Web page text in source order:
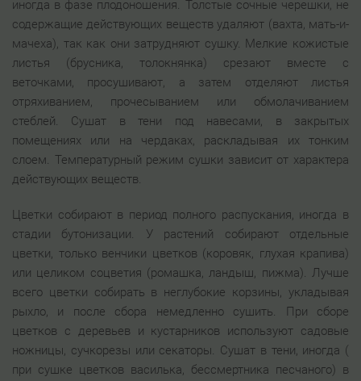
иногда в фазе плодоношения. Толстые сочные черешки, не
содержащие действующих веществ удаляют (вахта, мать-и-
мачеха), так как они затрудняют сушку. Мелкие кожистые
листья (брусника, толокнянка) срезают вместе с
веточками, просушивают, а затем отделяют листья
отряхиванием, прочесыванием или обмолачиванием
стеблей. Сушат в тени под навесами, в закрытых
помещениях или на чердаках, раскладывая их тонким
слоем. Температурный режим сушки зависит от характера
действующих веществ.
Цветки собирают в период полного распускания, иногда в
стадии бутонизации. У растений собирают отдельные
цветки, только венчики цветков (коровяк, глухая крапива)
или целиком соцветия (ромашка, ландыш, пижма). Лучше
всего цветки собирать в неглубокие корзины, укладывая
рыхло, и после сбора немедленно сушить. При сборе
цветков с деревьев и кустарников используют садовые
ножницы, сучкорезы или секаторы. Сушат в тени, иногда (
при сушке цветков василька, бессмертника песчаного) в